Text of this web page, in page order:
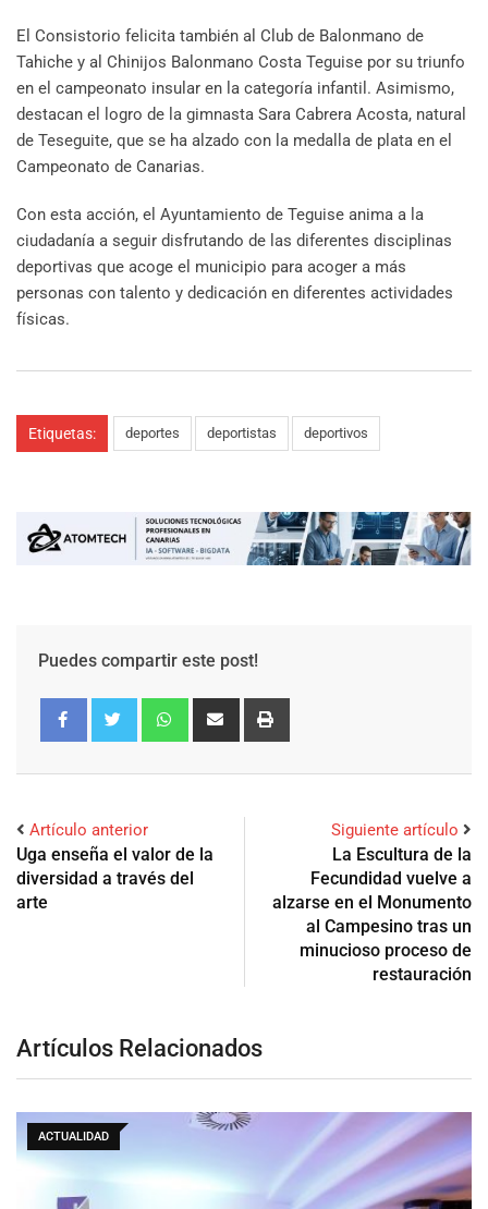
El Consistorio felicita también al Club de Balonmano de
Tahiche y al Chinijos Balonmano Costa Teguise por su triunfo
en el campeonato insular en la categoría infantil. Asimismo,
destacan el logro de la gimnasta Sara Cabrera Acosta, natural
de Teseguite, que se ha alzado con la medalla de plata en el
Campeonato de Canarias.
Con esta acción, el Ayuntamiento de Teguise anima a la
ciudadanía a seguir disfrutando de las diferentes disciplinas
deportivas que acoge el municipio para acoger a más
personas con talento y dedicación en diferentes actividades
físicas.
Etiquetas: deportes deportistas deportivos
Puedes compartir este post!
Artículo anterior
Uga enseña el valor de la
diversidad a través del
arte
Siguiente artículo
La Escultura de la
Fecundidad vuelve a
alzarse en el Monumento
al Campesino tras un
minucioso proceso de
restauración
Artículos Relacionados
ACTUALIDAD